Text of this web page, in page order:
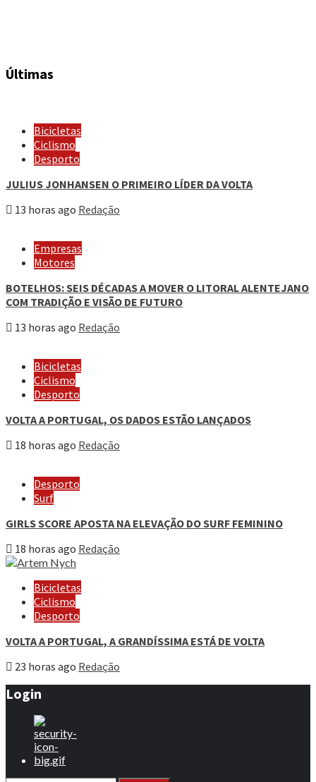
Últimas
Bicicletas
Ciclismo
Desporto
JULIUS JONHANSEN O PRIMEIRO LÍDER DA VOLTA
13 horas ago Redação
Empresas
Motores
BOTELHOS: SEIS DÉCADAS A MOVER O LITORAL ALENTEJANO
COM TRADIÇÃO E VISÃO DE FUTURO
13 horas ago Redação
Bicicletas
Ciclismo
Desporto
VOLTA A PORTUGAL, OS DADOS ESTÃO LANÇADOS
18 horas ago Redação
Desporto
Surf
GIRLS SCORE APOSTA NA ELEVAÇÃO DO SURF FEMININO
18 horas ago Redação
Bicicletas
Ciclismo
Desporto
VOLTA A PORTUGAL, A GRANDÍSSIMA ESTÁ DE VOLTA
23 horas ago Redação
Login